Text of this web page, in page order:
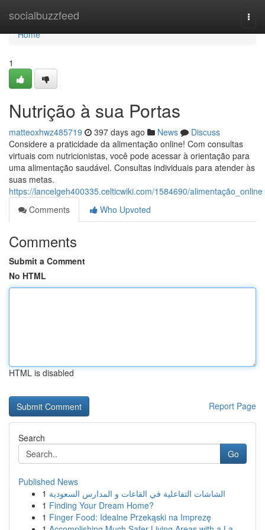
socialbuzzfeed
Home
Home
1
Nutrição à sua Portas
matteoxhwz485719 397 days ago News
Discuss
Considere a praticidade da alimentação online! Com consultas
virtuais com nutricionistas, você pode acessar à orientação para
uma alimentação saudável. Consultas individuais para atender às
suas metas.
https://lancelgeh400335.celticwiki.com/1584690/alimentação_online
Comments
Who Upvoted
Comments
Submit a Comment
No HTML
HTML is disabled
Report Page
Search
Go
Published News
1 الشاشات التفاعلية في القاعات و المدارس السعودية
1 Finding Your Dream Home?
1 Finger Food: Idealne Przekąski na Imprezę